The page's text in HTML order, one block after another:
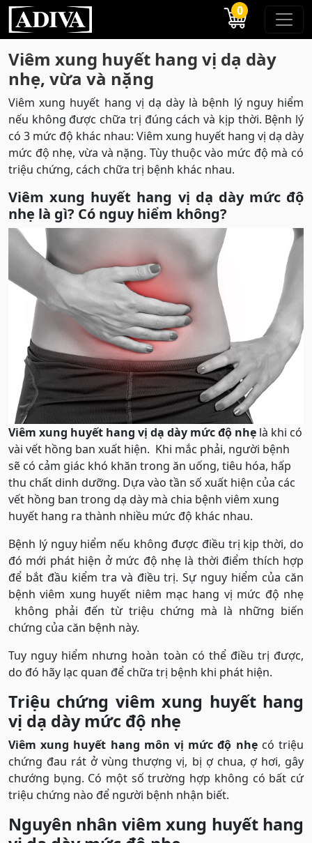
0
Viêm xung huyết hang vị dạ dày
nhẹ, vừa và nặng
Viêm xung huyết hang vị dạ dày là bệnh lý nguy hiểm
nếu không được chữa trị đúng cách và kịp thời. Bệnh lý
có 3 mức độ khác nhau: Viêm xung huyết hang vị dạ dày
mức độ nhẹ, vừa và nặng. Tùy thuộc vào mức độ mà có
triệu chứng, cách chữa trị bệnh khác nhau.
Viêm xung huyết hang vị dạ dày mức độ
nhẹ là gì? Có nguy hiểm không?
Viêm xung huyết hang vị dạ dày mức độ nhẹ là khi có
vài vết hồng ban xuất hiện. Khi mắc phải, người bệnh
sẽ có cảm giác khó khăn trong ăn uống, tiêu hóa, hấp
thu chất dinh dưỡng. Dựa vào tần số xuất hiện của các
vết hồng ban trong dạ dày mà chia bệnh viêm xung
huyết hang ra thành nhiều mức độ khác nhau.
Bệnh lý nguy hiểm nếu không được điều trị kịp thời, do
đó mới phát hiện ở mức độ nhẹ là thời điểm thích hợp
để bắt đầu kiểm tra và điều trị. Sự nguy hiểm của căn
bệnh viêm xung huyết niêm mạc hang vị mức độ nhẹ
không phải đến từ triệu chứng mà là những biến
chứng của căn bệnh này.
Tuy nguy hiểm nhưng hoàn toàn có thể điều trị được,
do đó hãy lạc quan để chữa trị bệnh khi phát hiện.
Triệu chứng viêm xung huyết hang
vị dạ dày mức độ nhẹ
Viêm xung huyết hang môn vị mức độ nhẹcó triệu
chứng đau rát ở vùng thượng vị, bị ợ chua, ợ hơi, gây
chướng bụng. Có một số trường hợp không có bất cứ
triệu chứng nào để người bệnh nhận biết.
Nguyên nhân viêm xung huyết hang